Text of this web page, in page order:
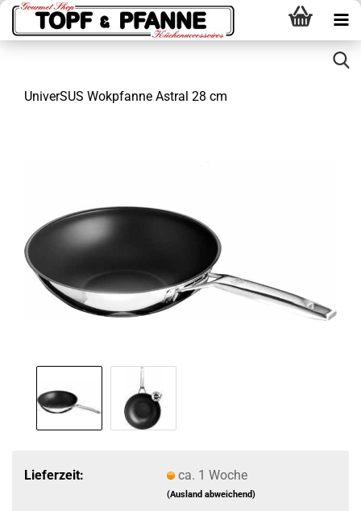
UniverSUS Wokpfanne Astral 28 cm
Lieferzeit: ca. 1 Woche
(Ausland abweichend)